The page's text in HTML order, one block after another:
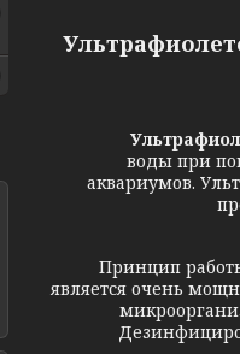
воды при
аквариумов.
Принцип работы
является очень